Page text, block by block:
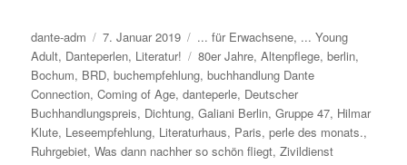
Autor
dante-adm
Veröffentlicht
am
7. Januar 2019 Kategorien
... für Erwachsene, ... Young
Adult, Danteperlen, Literatur! Schlagwörter
80er Jahre,Altenpflege,berlin,
Bochum, BRD,buchempfehlung,buchhandlung Dante
Connection,Coming of Age,danteperle, Deutscher
Buchhandlungspreis, Dichtung,Galiani Berlin,Gruppe 47, Hilmar
Klute, Leseempfehlung, Literaturhaus, Paris,perle des monats.,
Ruhrgebiet,Was dann nachher so schön fliegt,Zivildienst